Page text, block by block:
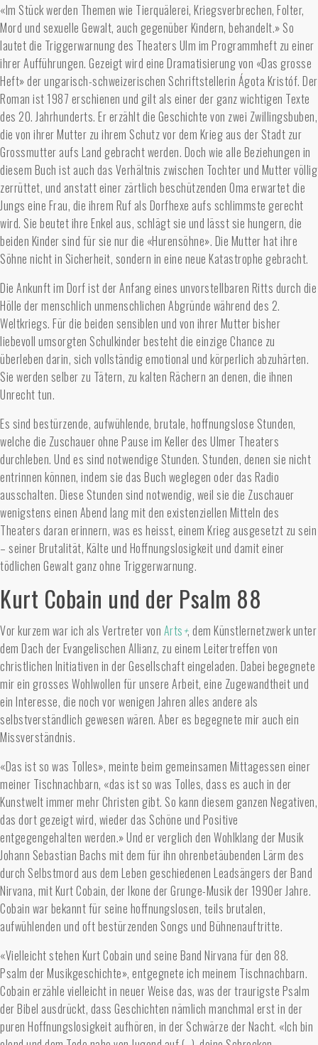
«Im Stück werden Themen wie Tierquälerei, Kriegsverbrechen, Folter,
Mord und sexuelle Gewalt, auch gegenüber Kindern, behandelt.» So
lautet die Triggerwarnung des Theaters Ulm im Programmheft zu einer
ihrer Aufführungen. Gezeigt wird eine Dramatisierung von «Das grosse
Heft» der ungarisch-schweizerischen Schriftstellerin Ágota Kristóf. Der
Roman ist 1987 erschienen und gilt als einer der ganz wichtigen Texte
des 20. Jahrhunderts. Er erzählt die Geschichte von zwei Zwillingsbuben,
die von ihrer Mutter zu ihrem Schutz vor dem Krieg aus der Stadt zur
Grossmutter aufs Land gebracht werden. Doch wie alle Beziehungen in
diesem Buch ist auch das Verhältnis zwischen Tochter und Mutter völlig
zerrüttet, und anstatt einer zärtlich beschützenden Oma erwartet die
Jungs eine Frau, die ihrem Ruf als Dorfhexe aufs schlimmste gerecht
wird. Sie beutet ihre Enkel aus, schlägt sie und lässt sie hungern, die
beiden Kinder sind für sie nur die «Hurensöhne». Die Mutter hat ihre
Söhne nicht in Sicherheit, sondern in eine neue Katastrophe gebracht.
Die Ankunft im Dorf ist der Anfang eines unvorstellbaren Ritts durch die
Hölle der menschlich unmenschlichen Abgründe während des 2.
Weltkriegs. Für die beiden sensiblen und von ihrer Mutter bisher
liebevoll umsorgten Schulkinder besteht die einzige Chance zu
überleben darin, sich vollständig emotional und körperlich abzuhärten.
Sie werden selber zu Tätern, zu kalten Rächern an denen, die ihnen
Unrecht tun.
Es sind bestürzende, aufwühlende, brutale, hoffnungslose Stunden,
welche die Zuschauer ohne Pause im Keller des Ulmer Theaters
durchleben. Und es sind notwendige Stunden. Stunden, denen sie nicht
entrinnen können, indem sie das Buch weglegen oder das Radio
ausschalten. Diese Stunden sind notwendig, weil sie die Zuschauer
wenigstens einen Abend lang mit den existenziellen Mitteln des
Theaters daran erinnern, was es heisst, einem Krieg ausgesetzt zu sein
– seiner Brutalität, Kälte und Hoffnungslosigkeit und damit einer
tödlichen Gewalt ganz ohne Triggerwarnung.
Kurt Cobain und der Psalm 88
Vor kurzem war ich als Vertreter von Arts+, dem Künstlernetzwerk unter
dem Dach der Evangelischen Allianz, zu einem Leitertreffen von
christlichen Initiativen in der Gesellschaft eingeladen. Dabei begegnete
mir ein grosses Wohlwollen für unsere Arbeit, eine Zugewandtheit und
ein Interesse, die noch vor wenigen Jahren alles andere als
selbstverständlich gewesen wären. Aber es begegnete mir auch ein
Missverständnis.
«Das ist so was Tolles», meinte beim gemeinsamen Mittagessen einer
meiner Tischnachbarn, «das ist so was Tolles, dass es auch in der
Kunstwelt immer mehr Christen gibt. So kann diesem ganzen Negativen,
das dort gezeigt wird, wieder das Schöne und Positive
entgegengehalten werden.» Und er verglich den Wohlklang der Musik
Johann Sebastian Bachs mit dem für ihn ohrenbetäubenden Lärm des
durch Selbstmord aus dem Leben geschiedenen Leadsängers der Band
Nirvana, mit Kurt Cobain, der Ikone der Grunge-Musik der 1990er Jahre.
Cobain war bekannt für seine hoffnungslosen, teils brutalen,
aufwühlenden und oft bestürzenden Songs und Bühnenauftritte.
«Vielleicht stehen Kurt Cobain und seine Band Nirvana für den 88.
Psalm der Musikgeschichte», entgegnete ich meinem Tischnachbarn.
Cobain erzähle vielleicht in neuer Weise das, was der traurigste Psalm
der Bibel ausdrückt, dass Geschichten nämlich manchmal erst in der
puren Hoffnungslosigkeit aufhören, in der Schwärze der Nacht. «Ich bin